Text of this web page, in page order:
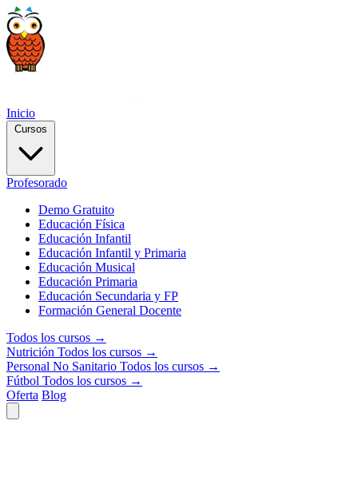
Inicio
Cursos
Profesorado
Demo Gratuito
Educación Física
Educación Infantil
Educación Infantil y Primaria
Educación Musical
Educación Primaria
Educación Secundaria y FP
Formación General Docente
Todos los cursos →
Nutrición Todos los cursos →
Personal No Sanitario Todos los cursos →
Fútbol Todos los cursos →
Oferta Blog